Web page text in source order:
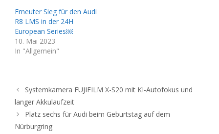
Erneuter Sieg für den Audi
R8 LMS in der 24H
European Series￼
10. Mai 2023
In "Allgemein"
Systemkamera FUJIFILM X-S20 mit KI-Autofokus und
langer Akkulaufzeit
Platz sechs für Audi beim Geburtstag auf dem
Nürburgring